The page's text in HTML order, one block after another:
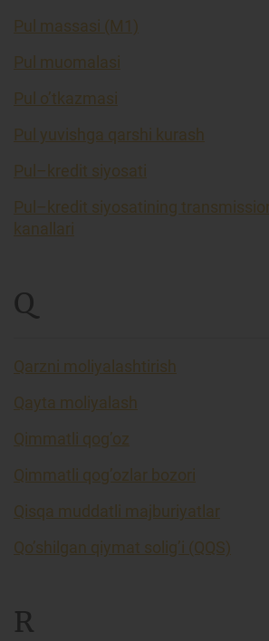
Pul massasi (M1)
Pul muomalasi
Pul o’tkazmasi
Pul yuvishga qarshi kurash
Pul–kredit siyosati
Pul–kredit siyosatining
kanallari
Q
Qarzni moliyalashtirish
Qayta moliyalash
Qimmatli qog’oz
Qimmatli qog’ozlar bozori
Qisqa muddatli majburiyatlar
Qo’shilgan qiymat solig’i (QQS)
R